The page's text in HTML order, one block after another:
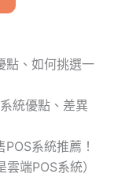
點、如何挑選一
統優點、差異
系統推薦！
端POS系統）